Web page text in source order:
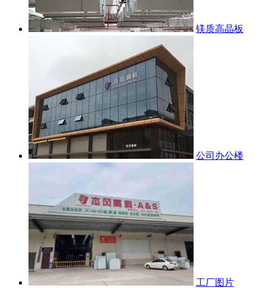
镁质高晶板
公司办公楼
工厂图片